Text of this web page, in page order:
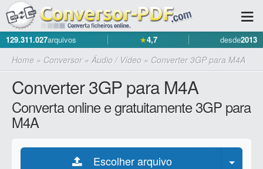
129.311.027arquivos ★4,7 desde2013
Home » Conversor» Áudio / Vídeo » Converter 3GP para M4A
Converter 3GP para M4A
Converta online e gratuitamente 3GP para
M4A
Escolher arquivo